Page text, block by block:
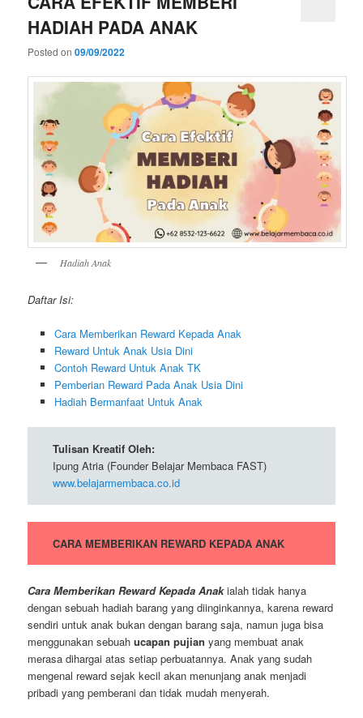
HADIAH PADA ANAK
Posted on09/09/2022
Hadiah Anak
Daftar Isi:
Cara Memberikan Reward Kepada Anak
Reward Untuk Anak Usia Dini
Contoh Reward Untuk Anak TK
Pemberian Reward Pada Anak Usia Dini
Hadiah Bermanfaat Untuk Anak
Tulisan Kreatif Oleh:
Ipung Atria (Founder Belajar Membaca FAST)
www.belajarmembaca.co.id
CARA MEMBERIKAN REWARD KEPADA ANAK
Cara Memberikan Reward Kepada Anakialah tidak hanya
dengan sebuah hadiah barang yang diinginkannya, karena reward
sendiri untuk anak bukan dengan barang saja, namun juga bisa
menggunakan sebuahucapan pujian yang membuat anak
merasa dihargai atas setiap perbuatannya. Anak yang sudah
mengenal reward sejak kecil akan menunjang anak menjadi
pribadi yang pemberani dan tidak mudah menyerah.